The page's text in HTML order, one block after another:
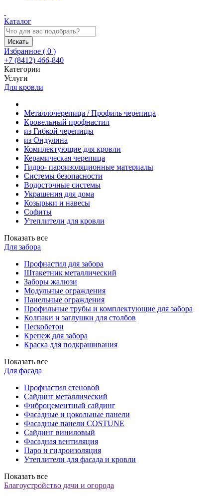
Каталог
Искать
Избранное ( 0 )
+7 (8412) 466-840
Категории
Услуги
Для кровли
Металлочерепица / Профиль черепица
Кровельный профнастил
из Гибкой черепицы
из Ондулина
Комплектующие для кровли
Керамическая черепица
Гидро- пароизоляционные материалы
Системы безопасности
Водосточные системы
Украшения для дома
Козырьки и навесы
Софиты
Утеплители для кровли
Показать все
Для забора
Профнастил для забора
Штакетник металлический
Заборы жалюзи
Модульные ограждения
Панельные ограждения
Профильные трубы и комплектующие для забора
Колпаки и заглушки для столбов
Пескобетон
Крепеж для забора
Краска для подкрашивания
Показать все
Для фасада
Профнастил стеновой
Сайдинг металлический
Фиброцементный сайдинг
Фасадные и цокольные панели
Фасадные панели COSTUNE
Сайдинг виниловый
Фасадная вентиляция
Паро и гидроизоляция
Утеплители для фасада и кровли
Показать все
Благоустройство дачи и огорода